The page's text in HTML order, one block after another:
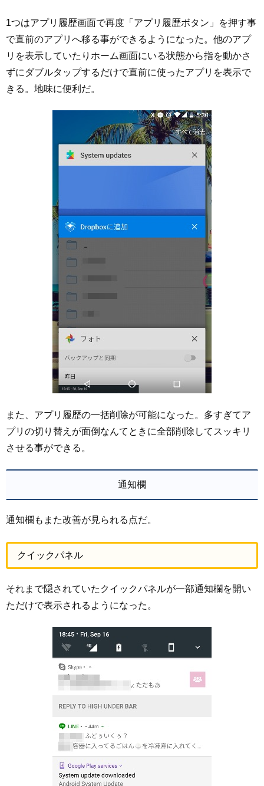
1つはアプリ履歴画面で再度「アプリ履歴ボタン」を押す事
で直前のアプリへ移る事ができるようになった。他のアプ
リを表示していたりホーム画面にいる状態から指を動かさ
ずにダブルタップするだけで直前に使ったアプリを表示で
きる。地味に便利だ。
また、アプリ履歴の一括削除が可能になった。多すぎてア
プリの切り替えが面倒なんてときに全部削除してスッキリ
させる事ができる。
通知欄
通知欄もまた改善が見られる点だ。
クイックパネル
それまで隠されていたクイックパネルが一部通知欄を開い
ただけで表示されるようになった。